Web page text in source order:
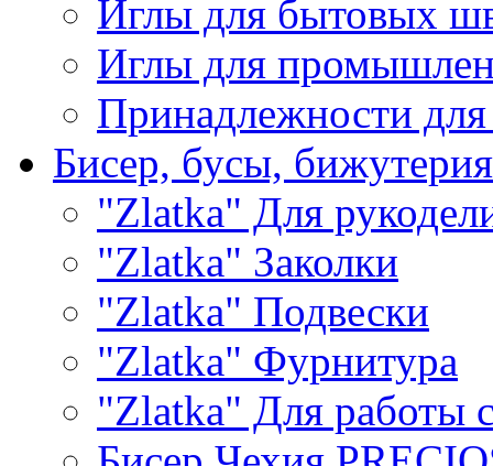
Иглы для бытовых
Иглы для
Принадлежности
Бисер, бусы, бижутерия
"Zlatka" Для
"Zlatka" Заколки
"Zlatka" Подвески
"Zlatka" Фурнитура
"Zlatka" Для работы